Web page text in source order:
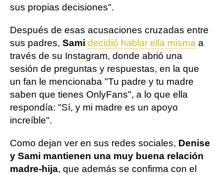
sus propias decisiones".
Después de esas acusaciones cruzadas entre
sus padres, Sami decidió hablar ella misma a
través de su Instagram, donde abrió una
sesión de preguntas y respuestas, en la que
un fan le mencionaba "Tu padre y tu madre
saben que tienes OnlyFans", a lo que ella
respondía: "Sí, y mi madre es un apoyo
increíble".
Como dejan ver en sus redes sociales, Denise
y Sami mantienen una muy buena relación
madre-hija, que además se confirma con el